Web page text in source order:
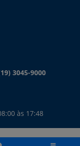
3045-9000
às 17:48
OS DIREITOS